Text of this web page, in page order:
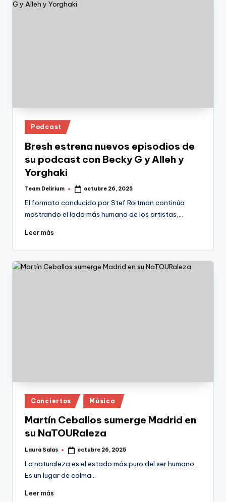
Publicado
en
Podcast
Bresh estrena nuevos episodios de
su podcast con Becky G y Alleh y
Yorghaki
Publicado
Team Delirium octubre 26, 2025
El formato conducido por Stef Roitman continúa
mostrando el lado más humano de los artistas,…
Leer más
Publicado
en
Conciertos Música
Martín Ceballos sumerge Madrid en
su NaTOURaleza
Publicado
Laura Salas octubre 26, 2025
La naturaleza es el estado más puro del ser humano.
Es un lugar de calma…
Leer más